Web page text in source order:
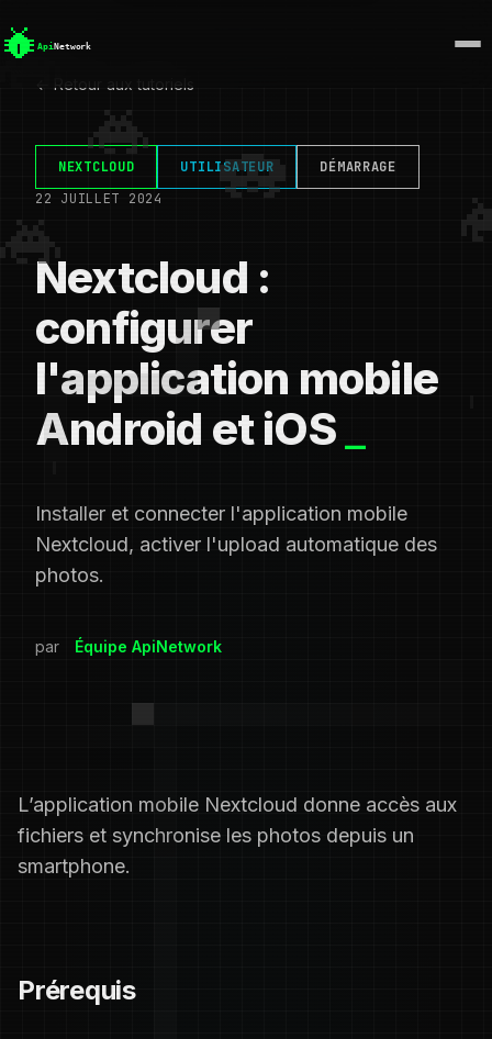
← Retour aux tutoriels
NEXTCLOUD UTILISATEUR
DÉMARRAGE
22 JUILLET 2024
Nextcloud :
configurer
l'application mobile
Android et iOS
Installer et connecter l'application mobile
Nextcloud, activer l'upload automatique des
photos.
par Équipe ApiNetwork
L’application mobile Nextcloud donne accès aux
fichiers et synchronise les photos depuis un
smartphone.
Prérequis